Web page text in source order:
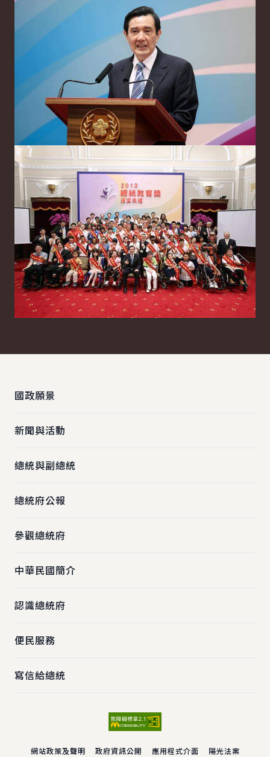
國政願景
新聞與活動
總統與副總統
總統府公報
參觀總統府
中華民國簡介
認識總統府
便民服務
寫信給總統
網站政策及聲明 政府資訊公開 應用程式介面 陽光法案